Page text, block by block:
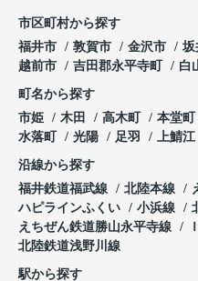
市区町村から探す
福井市
敦賀市 金沢市 坂
越前市
吉田郡永平寺町 白
町名から探す
市姫
木田 高木町 本堂町
水落町
光陽 足羽 上鯖江
沿線から探す
福井鉄道福武線
北陸本線
ハピラインふくい
小浜線
えちぜん鉄道勝山永平寺線
北陸鉄道浅野川線
駅から探す